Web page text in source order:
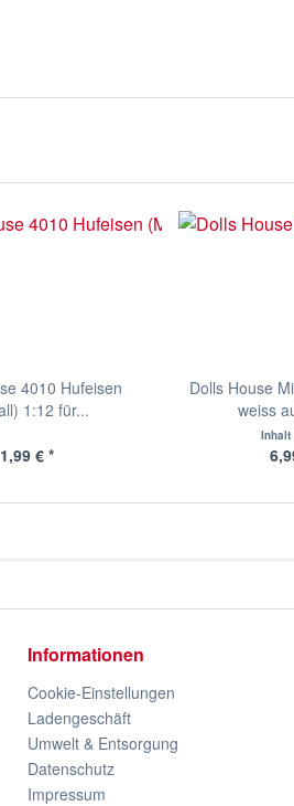
4010 Hufeisen
1:12 für...
1,99 € *
Dolls House
weiss
Inhalt
Informationen
Cookie-Einstellungen
Ladengeschäft
Umwelt & Entsorgung
Datenschutz
Impressum